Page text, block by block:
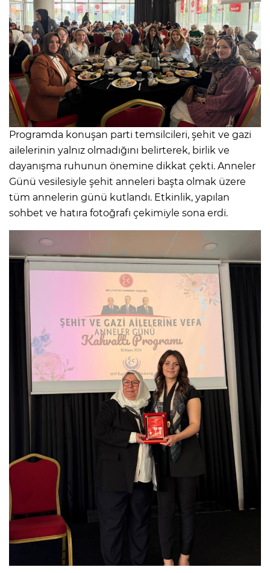
Programda konuşan parti temsilcileri, şehit ve gazi
ailelerinin yalnız olmadığını belirterek, birlik ve
dayanışma ruhunun önemine dikkat çekti. Anneler
Günü vesilesiyle şehit anneleri başta olmak üzere
tüm annelerin günü kutlandı. Etkinlik, yapılan
sohbet ve hatıra fotoğrafı çekimiyle sona erdi.